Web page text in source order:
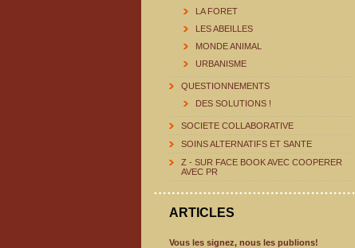
LA FORET
LES ABEILLES
MONDE ANIMAL
URBANISME
QUESTIONNEMENTS
DES SOLUTIONS !
SOCIETE COLLABORATIVE
SOINS ALTERNATIFS ET SANTE
Z - SUR FACE BOOK AVEC COOPERER
AVEC PR
ARTICLES
Vous les signez, nous les publions!